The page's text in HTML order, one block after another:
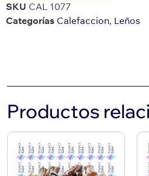
SKU CAL 1077
Categorías Calefaccion, Leños
Productos